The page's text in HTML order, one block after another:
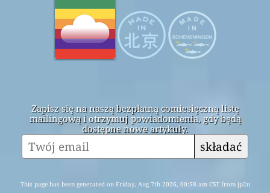
Zapisz się na naszą bezpłatną comiesięczną listę
mailingową i otrzymuj powiadomienia, gdy będą
dostępne nowe artykuły.
składać
This page has been generated on Friday, Aug 7th 2026, 00:58 am CST from jp2n